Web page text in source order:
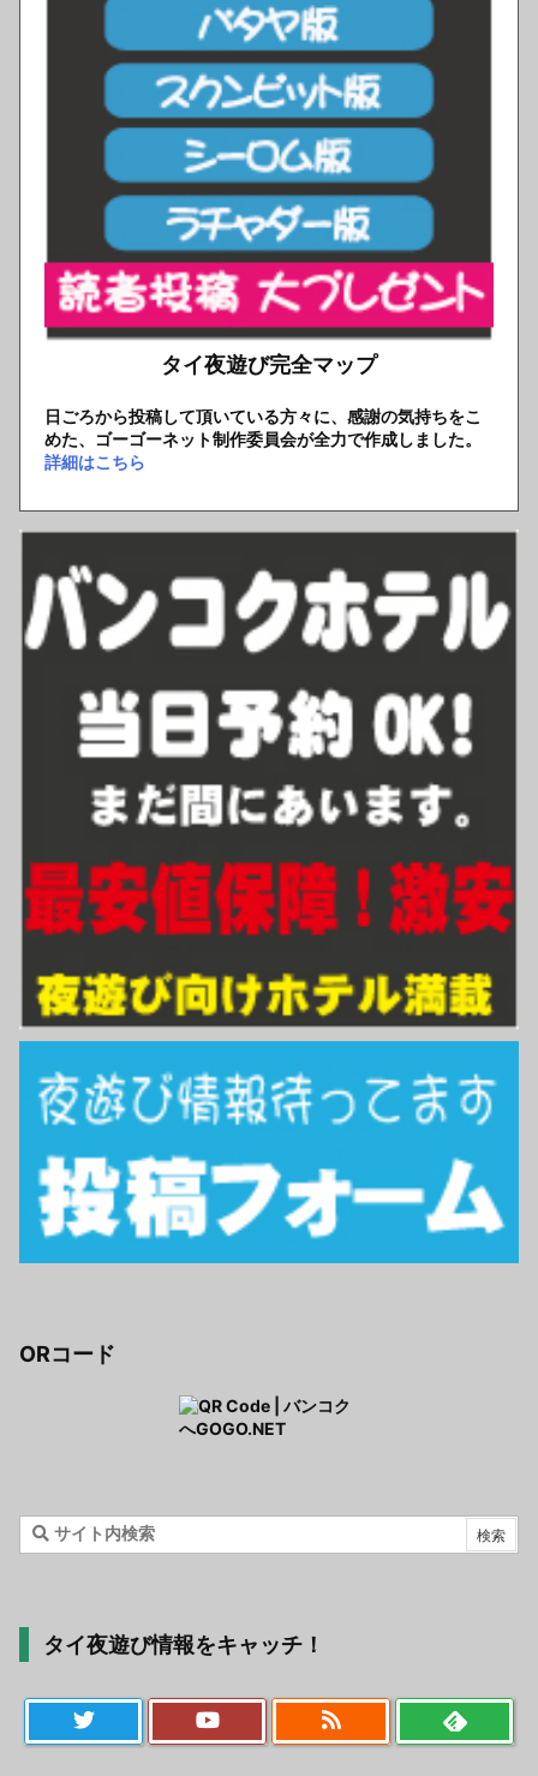
タイ夜遊び完全マップ
日ごろから投稿して頂いている方々に、感謝の気持ちをこ
めた、ゴーゴーネット制作委員会が全力で作成しました。
詳細はこちら
ORコード
タイ夜遊び情報をキャッチ！